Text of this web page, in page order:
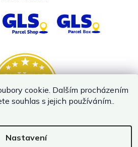
cookie. Dalším procházením
souhlas s jejich používáním..
Nastavení